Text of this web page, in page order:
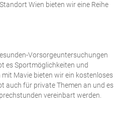
Wien bieten wir eine Reihe
Vorsorgeuntersuchungen
es Sportmöglichkeiten und
Mavie bieten wir ein kostenloses
auch für private Themen an und es
vereinbart werden.